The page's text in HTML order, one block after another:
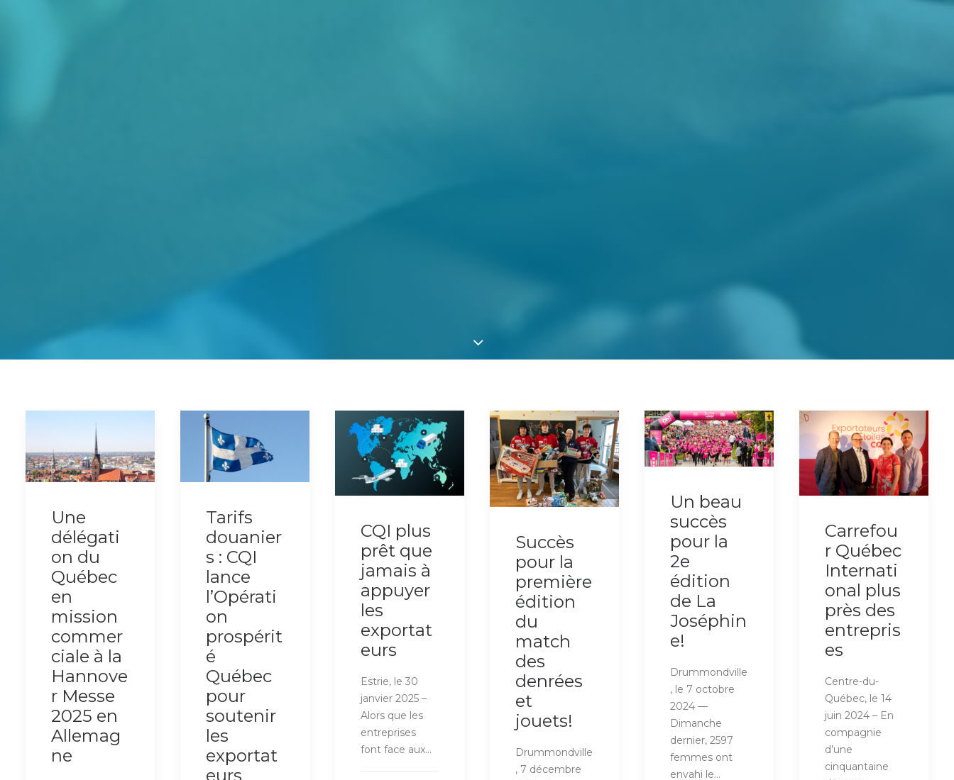
Une
délégati
on du
Québec
en
mission
commer
ciale à la
Hannove
r Messe
2025 en
Allemag
ne
Tarifs
douanier
s : CQI
lance
l’Opérati
on
prospérit
é
Québec
pour
soutenir
les
exportat
eurs
CQI plus
prêt que
jamais à
appuyer
les
exportat
eurs
Estrie, le 30
janvier 2025 –
Alors que les
entreprises
font face aux…
Succès
pour la
première
édition
du
match
des
denrées
et
jouets!
Drummondville
, 7 décembre
Un beau
succès
pour la
2e
édition
de La
Joséphin
e!
Drummondville
, le 7 octobre
2024 —
Dimanche
dernier, 2597
femmes ont
envahi le…
Carrefou
r Québec
Internati
onal plus
près des
entrepris
es
Centre-du-
Québec, le 14
juin 2024 – En
compagnie
d’une
cinquantaine